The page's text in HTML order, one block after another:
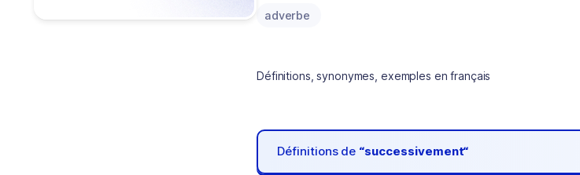
adverbe
Définitions, synonymes, exemples en français
Définitions de “successivement“